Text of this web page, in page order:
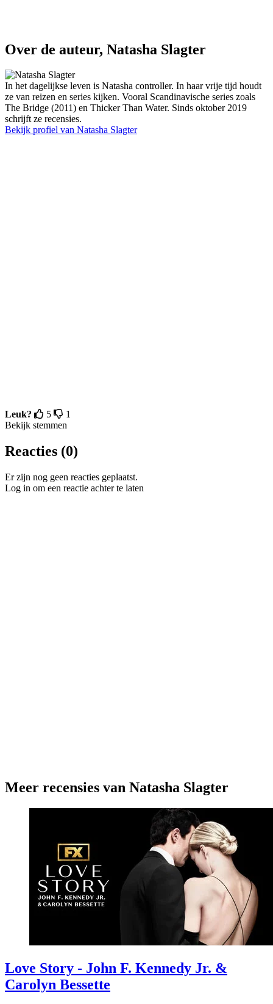
Over de auteur, Natasha Slagter
In het dagelijkse leven is Natasha controller. In haar vrije tijd houdt
ze van reizen en series kijken. Vooral Scandinavische series zoals
The Bridge (2011) en Thicker Than Water. Sinds oktober 2019
schrijft ze recensies.
Bekijk profiel van Natasha Slagter
Leuk? 5
1
Bekijk stemmen
Reacties (0)
Er zijn nog geen reacties geplaatst.
Log in om een reactie achter te laten
Meer recensies van Natasha Slagter
Love Story - John F. Kennedy Jr. &
Carolyn Bessette